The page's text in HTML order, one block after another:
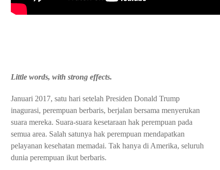
Little words, with strong effects.
Januari 2017, satu hari setelah Presiden Donald Trump
inagurasi, perempuan berbaris, berjalan bersama menyerukan
suara mereka. Suara-suara kesetaraan hak perempuan pada
semua area. Salah satunya hak perempuan mendapatkan
pelayanan kesehatan memadai. Tak hanya di Amerika, seluruh
dunia perempuan ikut berbaris.